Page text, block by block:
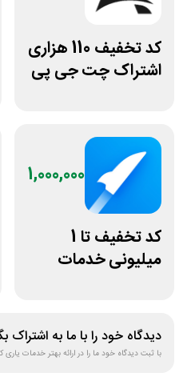
کد تخفیف 110 هزاری
اشتراک چت جی پی
1,000,000
کد تخفیف تا 1
میلیونی خدمات
دیدگاه خود را با ما به اشتراک
با ثبت دیدگاه خود ما را در ارائه بهتر خدمات یاری